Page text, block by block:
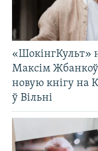
«ШокінгКульт»
Максім Жбанкоў
новую кнігу на
ў Вільні